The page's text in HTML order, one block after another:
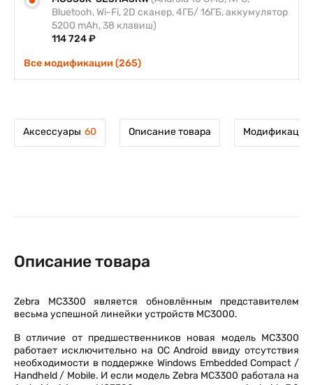
Bluetooh, Wi-Fi, 2D сканер, 4ГБ/ 16ГБ, аккумулятор
5200 mAh, 38 клавиш)
114 724 ₽
Все модификации (265)
Аксессуары 60 Описание товара Модификации
Описание товара
Zebra MC3300 является обновлённым представителем
весьма успешной линейки устройств MC3000.
В отличие от предшественников новая модель MC3300
работает исключительно на ОС Android ввиду отсутствия
необходимости в поддержке Windows Embedded Compact /
Handheld / Mobile. И если модель Zebra MC3300 работала на